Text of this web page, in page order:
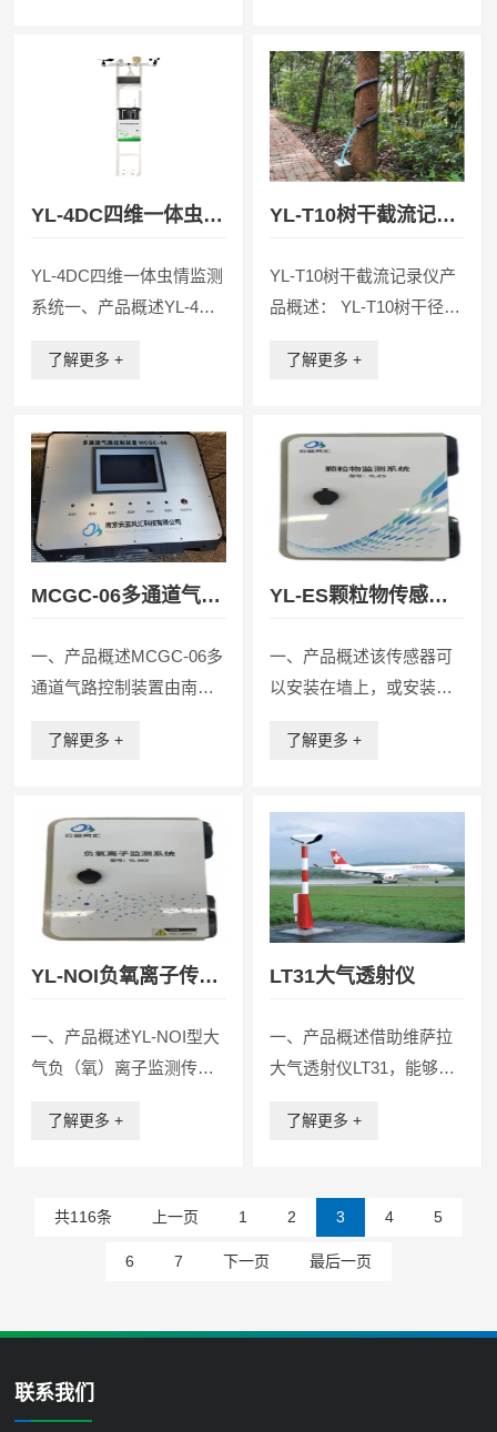
闭和保护性的环境，提高
设备的运行稳定性。二、
产品特性 Ø一体化...
虫光源，诱集昆虫并能有
效杀灭昆虫，降低病虫指
数，防治虫害和虫媒病害
的专用装置。主...
YL-4DC四维一体虫情
YL-4DC四维一体虫情监测
系统一、产品概述YL-4DC
诱、色诱、性诱、食诱、
为一体的综合型农林监测
预警设备，它的应用实现
了对农田各类虫害及其发
生环境的全...
了解更多 +
YL-T10树干截流记录
YL-T10树干截流记录仪产
品概述： YL-T10树干径流
设备，能够精确、高效地
据。该系统通过安装在树
干上的收集器，将沿树干
流动的雨水收集起来，并
通过传感...
了解更多 +
MCGC-06多通道气路
一、产品概述MCGC-06多
通道气路控制装置由南京
主研发的一款多通道气体
含气体分析、采样、排放
等多个通道，控制器实现
各通道堵塞或泄露的...
了解更多 +
YL-ES颗粒物传感器
一、产品概述该传感器可
以安装在墙上，或安装在
垂直桅杆上。YL-ES配有
接器，用于电源(15至
40VDC)和信号输出。YL-
ES使用高灵敏度的前向散
射激光...
了解更多 +
YL-NOI负氧离子传感
一、产品概述YL-NOI型大
气负（氧）离子监测传感
的专业型空气负离子检测
优点。同时具备很强的抗
电磁、静电、电磁波干扰
了解更多 +
LT31大气透射仪
一、产品概述借助维萨拉
大气透射仪LT31，能够实
精确、可靠的单个基线测
减少机场关闭时间和提高
运行安全性。 LT31是RVR
了解更多 +
共116条 上一页 1 2 3 4 5
6 7 下一页 最后一页
联系我们